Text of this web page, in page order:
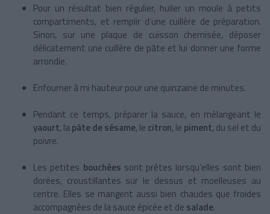
Pour un résultat bien régulier, huiler un moule à petits
compartiments, et remplir d’une cuillère de préparation.
Sinon, sur une plaque de cuisson chemisée, déposer
délicatement une cuillère de pâte et lui donner une forme
arrondie.
Enfourner à mi hauteur pour une quinzaine de minutes.
Pendant ce temps, préparer la sauce, en mélangeant le
yaourt, lapâte de sésame, le citron, le piment, du sel et du
poivre.
Les petites bouchées sont prêtes lorsqu’elles sont bien
dorées, croustillantes sur le dessus et moelleuses au
centre. Elles se mangent aussi bien chaudes que froides
accompagnées de la sauce épicée et de salade.